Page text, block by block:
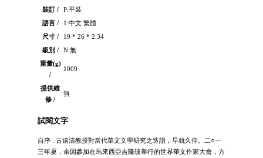
裝訂 /
P:平裝
語言 /
1:中文 繁體
尺寸 /
19 * 26 * 2.34
級別 /
N:無
重量(g)
/
1009
提供維
修 /
無
試閱文字
自序 : 古遠清教授對當代華文文學研究之造詣，早就久仰。二○一
三年夏，余因參加在馬來西亞吉隆玻舉行的世界華文作家大會，方